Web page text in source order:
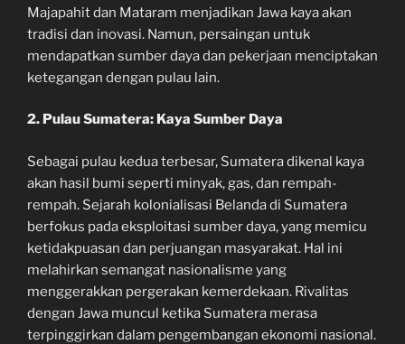
Majapahit dan Mataram menjadikan Jawa kaya akan
tradisi dan inovasi. Namun, persaingan untuk
mendapatkan sumber daya dan pekerjaan menciptakan
ketegangan dengan pulau lain.
2. Pulau Sumatera: Kaya Sumber Daya
Sebagai pulau kedua terbesar, Sumatera dikenal kaya
akan hasil bumi seperti minyak, gas, dan rempah-
rempah. Sejarah kolonialisasi Belanda di Sumatera
berfokus pada eksploitasi sumber daya, yang memicu
ketidakpuasan dan perjuangan masyarakat. Hal ini
melahirkan semangat nasionalisme yang
menggerakkan pergerakan kemerdekaan. Rivalitas
dengan Jawa muncul ketika Sumatera merasa
terpinggirkan dalam pengembangan ekonomi nasional.